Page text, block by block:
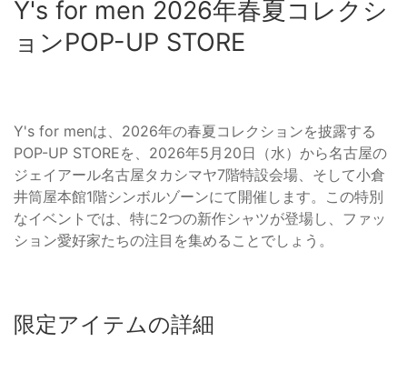
Y's for men 2026年春夏コレクシ
ョンPOP-UP STORE
Y's for menは、2026年の春夏コレクションを披露する
POP-UP STOREを、2026年5月20日（水）から名古屋の
ジェイアール名古屋タカシマヤ7階特設会場、そして小倉
井筒屋本館1階シンボルゾーンにて開催します。この特別
なイベントでは、特に2つの新作シャツが登場し、ファッ
ション愛好家たちの注目を集めることでしょう。
限定アイテムの詳細